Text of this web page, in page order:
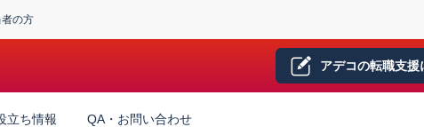
の方
アデコの転職支援
立ち情報 QA・お問い合わせ